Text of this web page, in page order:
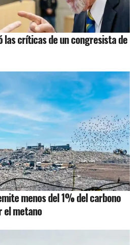
las críticas de un congresista de
menos del 1% del carbono
el metano